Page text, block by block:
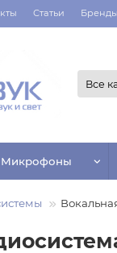
Статьи Бренды
Все
Микрофоны